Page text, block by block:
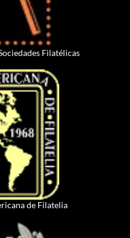
Filatélicas
de Filatelia